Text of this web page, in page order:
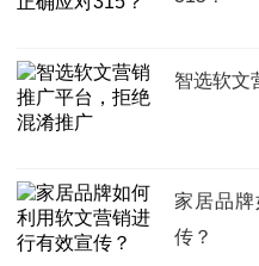
智选软文
家居品
传？